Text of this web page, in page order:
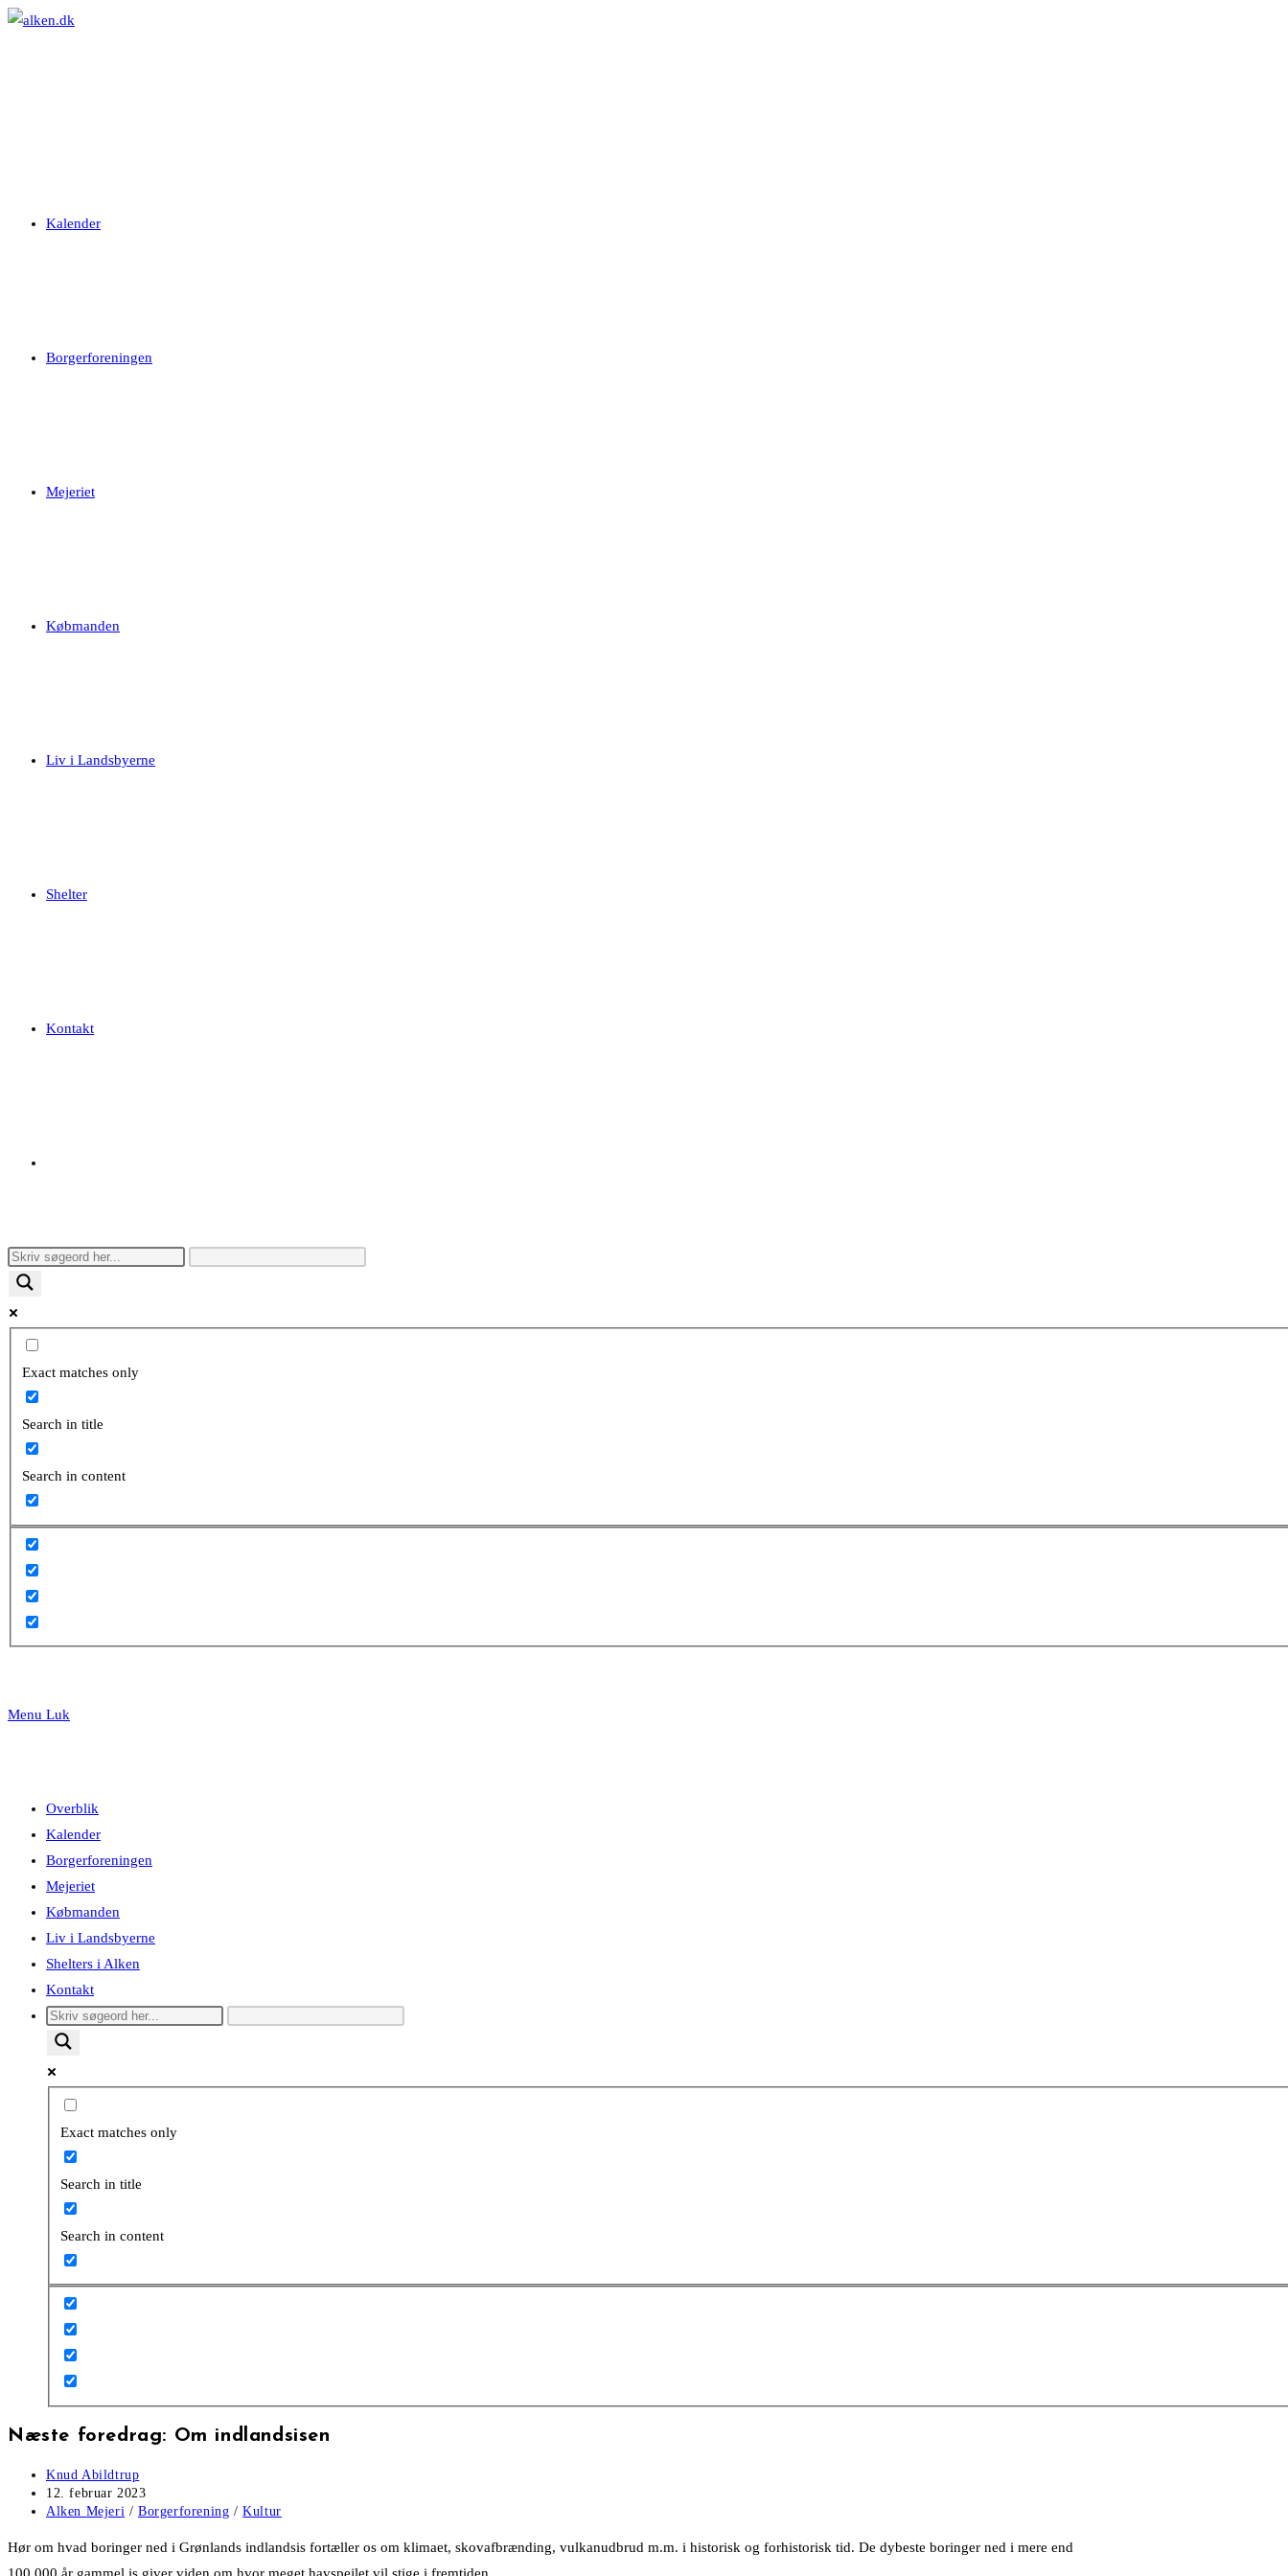
Skip
Kalender
Borgerforeningen
Mejeriet
Købmanden
Liv i Landsbyerne
Shelter
Kontakt
search
Exact matches only
Search in title
Search in content
Menu Luk
Overblik
Kalender
Borgerforeningen
Mejeriet
Købmanden
Liv i Landsbyerne
Shelters i Alken
Kontakt
Exact matches only
Search in title
Search in content
Næste foredrag: Om indlandsisen
Post
author:
Knud Abildtrup
Post
published:
12. februar 2023
Post
Alken Mejeri / Borgerforening / Kultur
Hør om hvad boringer ned i Grønlands indlandsis fortæller os om klimaet, skovafbrænding, vulkanudbrud m.m. i historisk og forhistorisk tid. De dybeste boringer ned i mere end
100.000 år gammel is giver viden om hvor meget havspejlet vil stige i fremtiden.